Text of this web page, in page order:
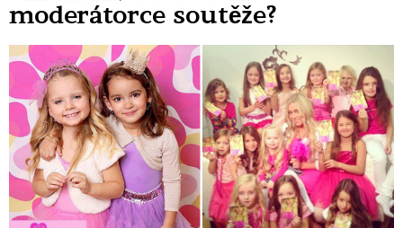
moderátorce soutěže?